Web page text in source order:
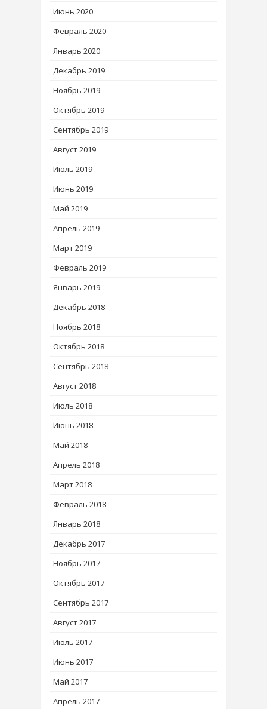
Июнь 2020
Февраль 2020
Январь 2020
Декабрь 2019
Ноябрь 2019
Октябрь 2019
Сентябрь 2019
Август 2019
Июль 2019
Июнь 2019
Май 2019
Апрель 2019
Март 2019
Февраль 2019
Январь 2019
Декабрь 2018
Ноябрь 2018
Октябрь 2018
Сентябрь 2018
Август 2018
Июль 2018
Июнь 2018
Май 2018
Апрель 2018
Март 2018
Февраль 2018
Январь 2018
Декабрь 2017
Ноябрь 2017
Октябрь 2017
Сентябрь 2017
Август 2017
Июль 2017
Июнь 2017
Май 2017
Апрель 2017